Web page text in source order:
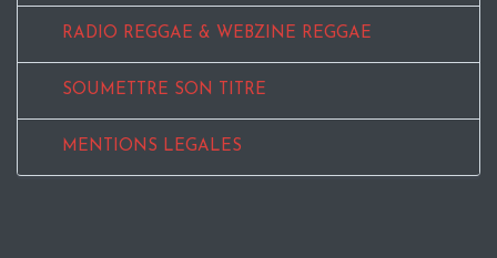
RADIO REGGAE & WEBZINE REGGAE
SOUMETTRE SON TITRE
MENTIONS LEGALES